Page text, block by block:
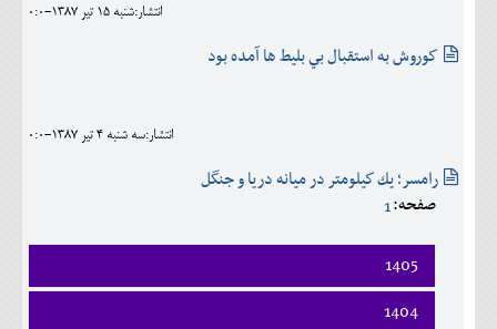
خانه
انتشار:شنبه 15 تير 1387-0:0
كوروش به استقبال بي بليط ها آمده بود
انتشار:سه شنبه 4 تير 1387-0:0
رامسر؛ يك كيلومتر در ميانه دريا و جنگل
صفحه:1
1405
فروردين
1404